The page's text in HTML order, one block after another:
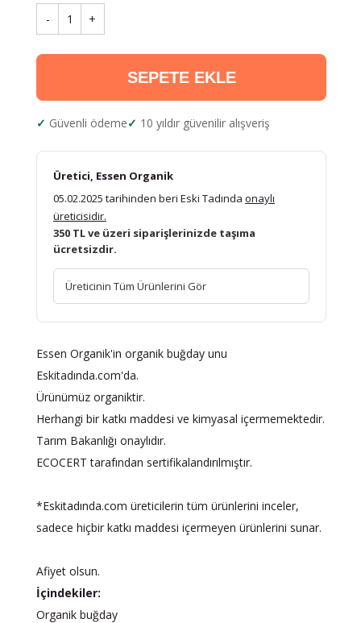
- 1 +
SEPETE EKLE
Güvenli ödeme 10 yıldır güvenilir alışveriş
Üretici, Essen Organik
05.02.2025 tarihinden beri Eski Tadında onaylı
üreticisidir.
350 TL ve üzeri siparişlerinizde taşıma
ücretsizdir.
Üreticinin Tüm Ürünlerini Gör
Essen Organik'in organik buğday unu
Eskitadında.com'da.
Ürünümüz organiktir.
Herhangi bir katkı maddesi ve kimyasal içermemektedir.
Tarım Bakanlığı onaylıdır.
ECOCERT tarafından sertifikalandırılmıştır.
*Eskitadında.com üreticilerin tüm ürünlerini inceler,
sadece hiçbir katkı maddesi içermeyen ürünlerini sunar.
Afiyet olsun.
İçindekiler:
Organik buğday